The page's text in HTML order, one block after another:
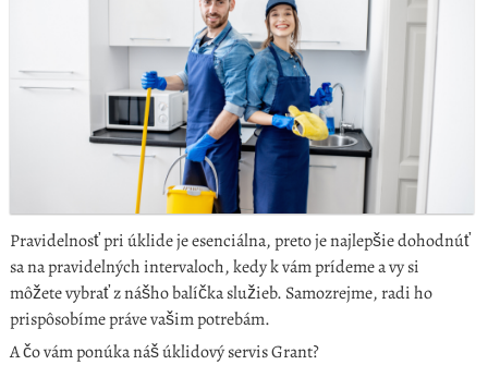
Pravidelnosť pri úklide je esenciálna, preto je najlepšie dohodnúť
sa na pravidelných intervaloch, kedy k vám prídeme a vy si
môžete vybrať z nášho balíčka služieb. Samozrejme, radi ho
prispôsobíme práve vašim potrebám.
A čo vám ponúka náš úklidový servis Grant?